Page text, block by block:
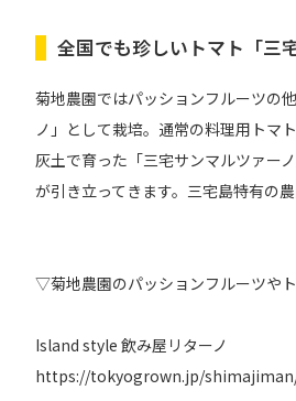
全国でも珍しいトマト「三
菊地農園ではパッションフルーツの
ノ」として栽培。通常の料理用トマ
灰土で育った「三宅サンマルツァー
が引き立ってきます。三宅島特有の
▽菊地農園のパッションフルーツや
Island style 飲み屋リターノ
https://tokyogrown.jp/